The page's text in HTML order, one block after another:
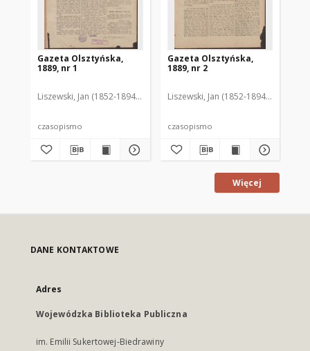
Gazeta Olsztyńska,
1889, nr 1
Liszewski, Jan (1852-1894). Red.
czasopismo
Gazeta Olsztyńska,
1889, nr 2
Liszewski, Jan (1852-1894). Red.
czasopismo
Więcej
DANE KONTAKTOWE
Adres
Wojewódzka Biblioteka Publiczna
im. Emilii Sukertowej-Biedrawiny